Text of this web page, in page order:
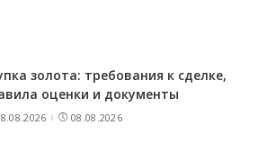
золота: требования к сделке,
оценки и документы
08.08.2026